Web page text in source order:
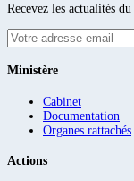
Recevez les actualités
Ministère
Cabinet
Documentation
Organes rattachés
Actions